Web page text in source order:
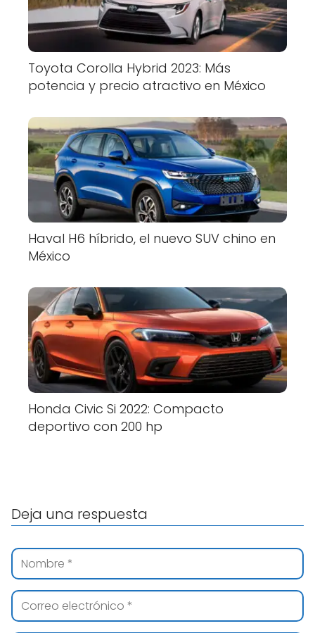
Toyota Corolla Hybrid 2023: Más
potencia y precio atractivo en México
Haval H6 híbrido, el nuevo SUV chino en
México
Honda Civic Si 2022: Compacto
deportivo con 200 hp
Deja una respuesta